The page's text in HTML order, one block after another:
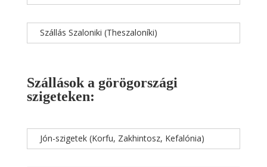
Szállás Szaloniki (Theszaloníki)
Szállások a görögországi
szigeteken:
Jón-szigetek (Korfu, Zakhintosz, Kefalónia)